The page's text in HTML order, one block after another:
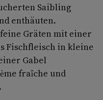
Saibling
enthäuten.
Gräten mit einer
Fischfleisch in kleine
Gabel
fraîche und